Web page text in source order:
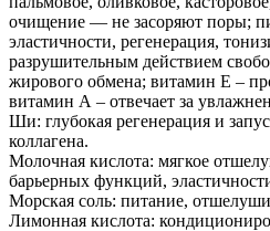
очищение — не засоряют поры;
эластичности, регенерация,
разрушительным действием
жирового обмена; витамин Е –
витамин А – отвечает за
Ши: глубокая регенерация и
коллагена.
Молочная кислота: мягкое
барьерных функций,
Морская соль: питание,
Лимонная кислота: